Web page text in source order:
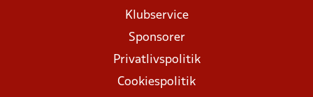
Klubservice
Sponsorer
Privatlivspolitik
Cookiespolitik